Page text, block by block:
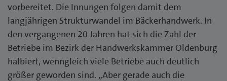
vorbereitet. Die Innungen folgen damit dem
langjährigen Strukturwandel im Bäckerhandwerk. In
den vergangenen 20 Jahren hat sich die Zahl der
Betriebe im Bezirk der Handwerkskammer Oldenburg
halbiert, wenngleich viele Betriebe auch deutlich
größer geworden sind. „Aber gerade auch die